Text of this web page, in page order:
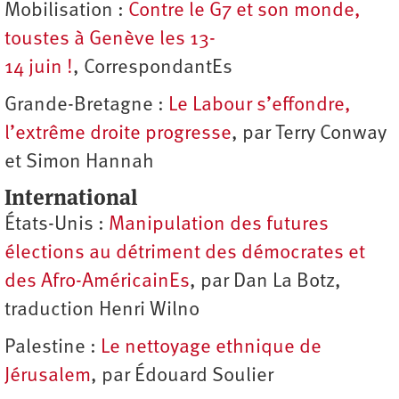
Mobilisation : Contre le G7 et son monde,
toustes à Genève les 13-
14 juin !, CorrespondantEs
Grande-Bretagne : Le Labour s’effondre,
l’extrême droite progresse, par Terry Conway
et Simon Hannah
International
États-Unis : Manipulation des futures
élections au détriment des démocrates et
des Afro-AméricainEs, par Dan La Botz,
traduction Henri Wilno
Palestine : Le nettoyage ethnique de
Jérusalem, par Édouard Soulier